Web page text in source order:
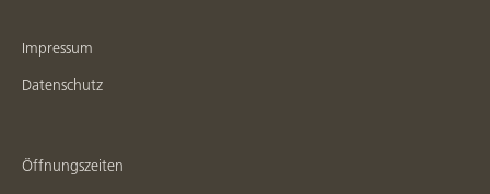
Impressum
Datenschutz
Öffnungszeiten